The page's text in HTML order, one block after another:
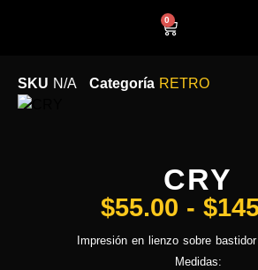
0
SKU N/A Categoría RETRO
CRY
$55.00 - $
Impresión en lienzo sobre
Medidas: